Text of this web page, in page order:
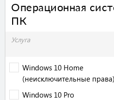
Операционная
ПК
Услуга
Windows 10 Home
(неисключительные права)
Windows 10 Pro